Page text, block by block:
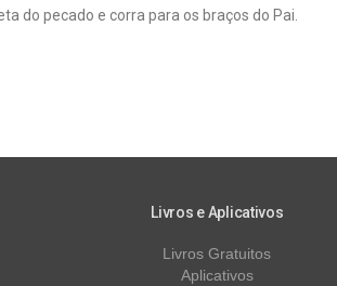
do pecado e corra para os braços do Pai.
Livros e Aplicativos
Livros Gratuitos
Aplicativos